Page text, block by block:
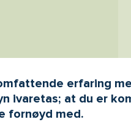
erfaring
ivaretas; at du er
fornøyd med.